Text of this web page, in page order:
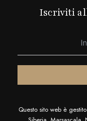
Iscriviti
Questo sito web è